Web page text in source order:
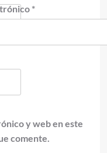
*
y web en este
comente.